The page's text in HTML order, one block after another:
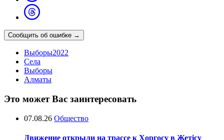
Сообщить об ошибке →
Выборы2022
Села
Выборы
Алматы
Это может Вас заинтересовать
07.08.26 Общество
Движение открыли на трассе к Хоргосу в Жетісу